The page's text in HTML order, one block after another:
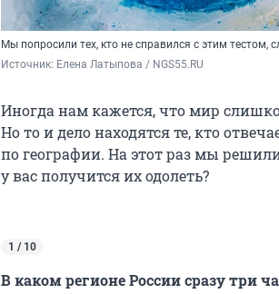
Мы попросили тех, кто не справился с этим тестом,
Источник: Елена Латыпова / NGS55.RU
Иногда нам кажется, что мир
Но то и дело находятся те, кто
по географии. На этот раз мы
у вас получится их одолеть?
1 / 10
В каком регионе России сразу три